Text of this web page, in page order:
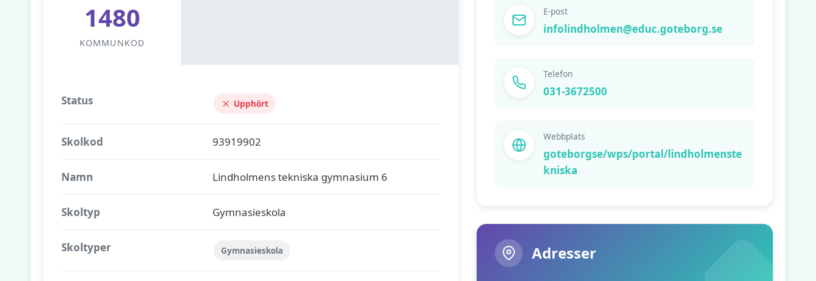
1480
KOMMUNKOD
Status Upphört
Skolkod 93919902
Namn Lindholmens tekniska gymnasium 6
Skoltyp Gymnasieskola
Skoltyper Gymnasieskola
E-post
infolindholmen@educ.goteborg.se
Telefon
031-3672500
Webbplats
goteborgse/wps/portal/lindholmenste
kniska
Adresser